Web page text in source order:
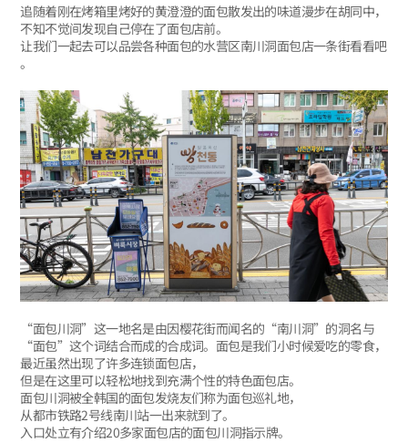
追随着刚在烤箱里烤好的黄澄澄的面包散发出的味道漫步在胡同中，
不知不觉间发现自己停在了面包店前。
让我们一起去可以品尝各种面包的水营区南川洞面包店一条街看看吧
。
“面包川洞”这一地名是由因樱花街而闻名的“南川洞”的洞名与
“面包”这个词结合而成的合成词。面包是我们小时候爱吃的零食，
最近虽然出现了许多连锁面包店，
但是在这里可以轻松地找到充满个性的特色面包店。
面包川洞被全韩国的面包发烧友们称为面包巡礼地，
从都市铁路2号线南川站一出来就到了。
入口处立有介绍20多家面包店的面包川洞指示牌。